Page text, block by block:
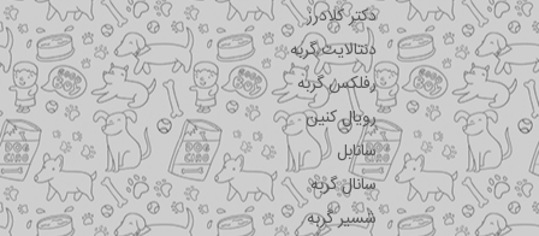
دکتر کلادرز
دنتالایت گربه
رفلکس گربه
رویال کنین
سانابل
سانال گربه
شسیر گربه